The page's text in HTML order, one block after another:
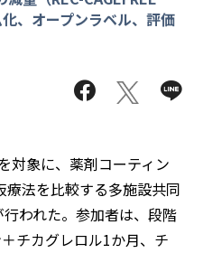
、オープンラベル、評価
対象に、薬剤コーティン
法を比較する多施設共同
行われた。参加者は、段階
チカグレロル1か月、チ